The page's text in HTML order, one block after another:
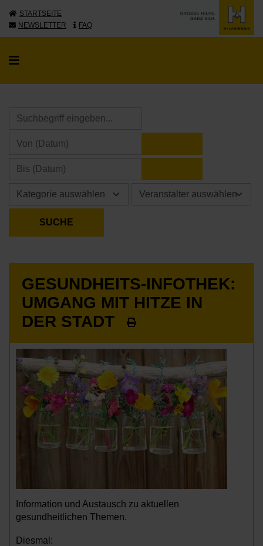
STARTSEITE
NEWSLETTER
FAQ
GESUNDHEITS-INFOTHEK:
UMGANG MIT HITZE IN
DER STADT
Information und Austausch zu aktuellen
gesundheitlichen Themen.
Diesmal: